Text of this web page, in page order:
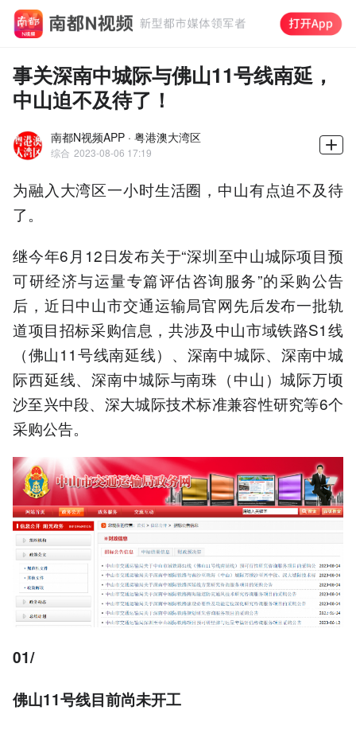
事关深南中城际与佛山11号线南延，
中山迫不及待了！
南都N视频APP · 粤港澳大湾区
综合 2023-08-06 17:19
为融入大湾区一小时生活圈，中山有点迫不及待
了。
继今年6月12日发布关于“深圳至中山城际项目预
可研经济与运量专篇评估咨询服务”的采购公告
后，近日中山市交通运输局官网先后发布一批轨
道项目招标采购信息，共涉及中山市域铁路S1线
（佛山11号线南延线）、深南中城际、深南中城
际西延线、深南中城际与南珠（中山）城际万顷
沙至兴中段、深大城际技术标准兼容性研究等6个
采购公告。
01/
佛山11号线目前尚未开工